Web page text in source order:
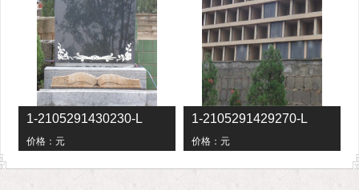
1-2105291430230-L
价格： 元
1-2105291429270-L
价格： 元